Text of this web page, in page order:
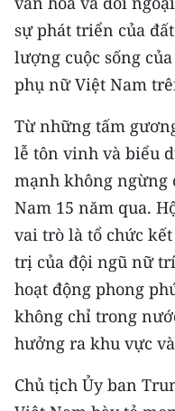
CHUYÊN ĐỀ
CÁC CHUYÊN TRANG
VỀ BÁO NHÂN DÂN
THỜI NAY
NHÂN DÂN CUỐI
NHÂN DÂN HẰNG
MUA BÁO
sự phát triển của
lượng cuộc sống
phụ nữ Việt Nam
Từ những tấm
lễ tôn vinh và biểu
mạnh không ngừng
Nam 15 năm qua.
vai trò là tổ chức
trị của đội ngũ nữ
hoạt động phong
không chỉ trong
hưởng ra khu vực
Chủ tịch Ủy ban